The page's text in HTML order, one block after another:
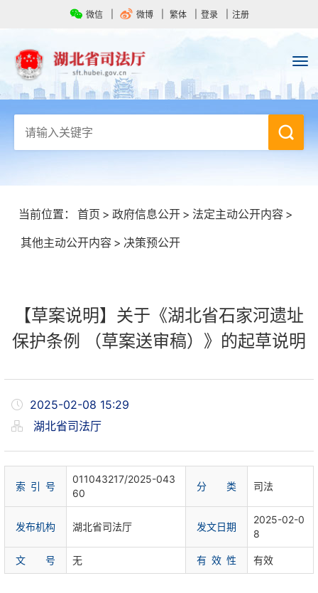
微信 微博 繁体 登录 注册
当前位置： 首页 > 政府信息公开 > 法定主动公开内容 >
其他主动公开内容 > 决策预公开
【草案说明】关于《湖北省石家河遗址
保护条例 （草案送审稿）》的起草说明
2025-02-08 15:29
湖北省司法厅
索 引 号
011043217/2025-043
60
分 类 司法
发布机构 湖北省司法厅 发文日期
2025-02-0
8
文 号 无 有 效 性 有效